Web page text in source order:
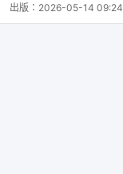
出版： 2026-05-14 09:24